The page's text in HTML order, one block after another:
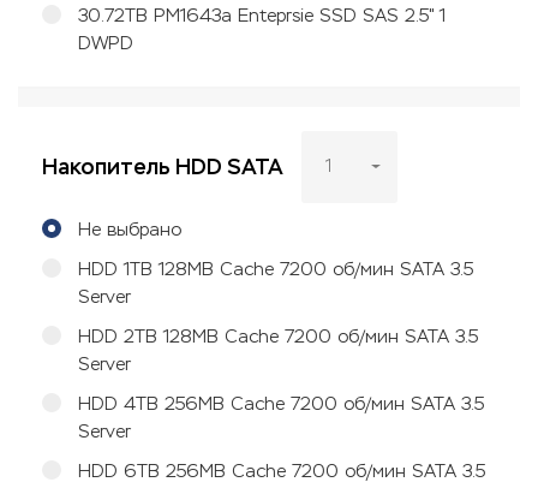
30.72TB PM1643a Enteprsie SSD SAS 2.5" 1
DWPD
Накопитель HDD SATA 1
Не выбрано
HDD 1TB 128MB Cache 7200 об/мин SATA 3.5
Server
HDD 2TB 128MB Cache 7200 об/мин SATA 3.5
Server
HDD 4TB 256MB Cache 7200 об/мин SATA 3.5
Server
HDD 6TB 256MB Cache 7200 об/мин SATA 3.5